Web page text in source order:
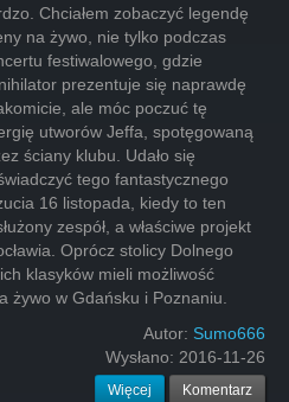
Chciałem zobaczyć legendę
na żywo, nie tylko podczas
festiwalowego, gdzie
prezentuje się naprawdę
ale móc poczuć tę
utworów Jeffa, spotęgowaną
ściany klubu. Udało się
tego fantastycznego
16 listopada, kiedy to ten
zespół, a właściwe projekt
Oprócz stolicy Dolnego
klasyków mieli możliwość
żywo w Gdańsku i Poznaniu.
Autor: Sumo666
Wysłano: 2016-11-26
Więcej Komentarz